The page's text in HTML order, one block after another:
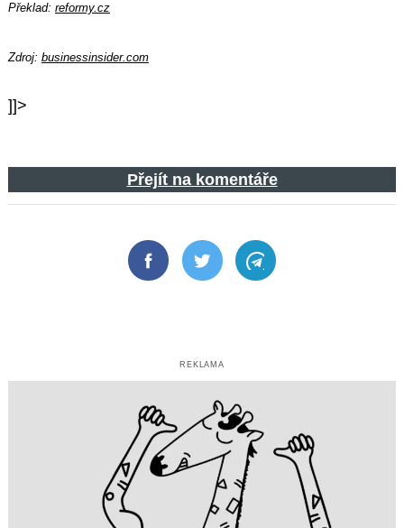
Překlad: reformy.cz
Zdroj: businessinsider.com
]]>
Přejít na komentáře
FacebookTwitter Telegram
REKLAMA